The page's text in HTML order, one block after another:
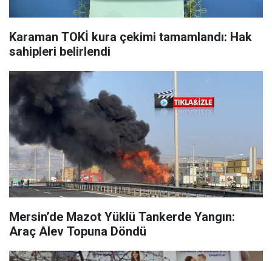
Karaman TOKİ kura çekimi tamamlandı: Hak
sahipleri belirlendi
Mersin’de Mazot Yüklü Tankerde Yangın:
Araç Alev Topuna Döndü